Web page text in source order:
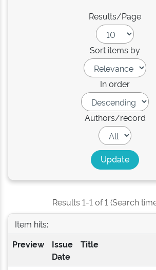
Results/Page
Sort items by
In order
Authors/record
Results 1-1 of 1 (Search
Item hits:
Preview
Issue
Date
Title